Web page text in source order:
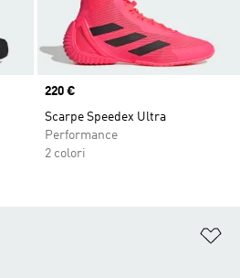
Price
220 €
Scarpe Speedex Ultra
Performance
2 colori